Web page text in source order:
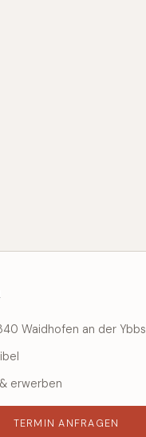
Waidhofen an der Ybbs
erwerben
TERMIN ANFRAGEN